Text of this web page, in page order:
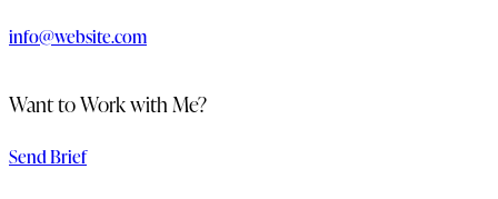
info@website.com
Want to Work with Me?
Send Brief